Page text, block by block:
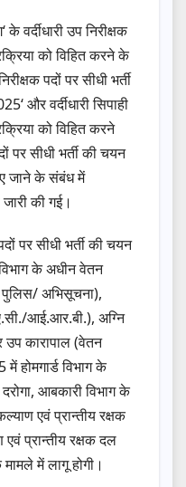
के वर्दीधारी उप निरीक्षक
को विहित करने के
पदों पर सीधी भर्ती
और वर्दीधारी सिपाही
को विहित करने
पर सीधी भर्ती की चयन
जाने के संबंध में
की गई।
पर सीधी भर्ती की चयन
के अधीन वेतन
पुलिस/ अभिसूचना),
आई.आर.बी.), अग्नि
उप कारापाल (वेतन
विभाग के
आबकारी विभाग के
एवं प्रान्तीय रक्षक
प्रान्तीय रक्षक दल
में लागू होगी।